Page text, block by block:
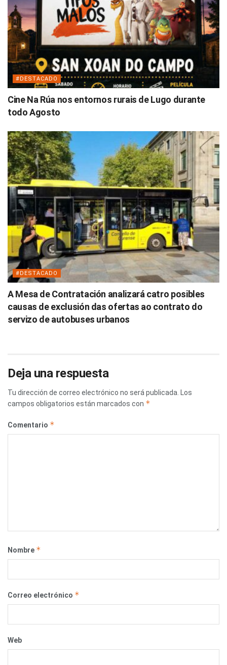
#DESTACADO
Cine Na Rúa nos entornos rurais de Lugo durante
todo Agosto
#DESTACADO
A Mesa de Contratación analizará catro posibles
causas de exclusión das ofertas ao contrato do
servizo de autobuses urbanos
Deja una respuesta
Tu dirección de correo electrónico no será publicada.
Los
campos obligatorios están marcados con *
Comentario *
Nombre *
Correo electrónico *
Web